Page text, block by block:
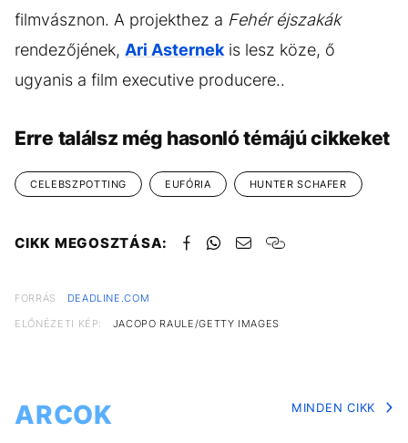
filmvásznon. A projekthez a Fehér éjszakák
rendezőjének, Ari Asternek is lesz köze, ő
ugyanis a film executive producere..
Erre találsz még hasonló témájú cikkeket
CELEBSZPOTTING EUFÓRIA HUNTER SCHAFER
CIKK MEGOSZTÁSA:
FORRÁS
DEADLINE.COM
ELŐNÉZETI KÉP:
JACOPO RAULE/GETTY IMAGES
ARCOK MINDEN CIKK